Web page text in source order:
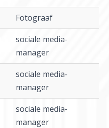
Fotograaf
sociale media-
manager
sociale media-
manager
sociale media-
manager